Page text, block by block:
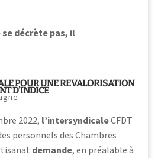
décrète pas, il
POUR UNE REVALORISATION
D’INDICE
2022, l’intersyndicaleCFDT
personnels des Chambres
demande, en préalable à